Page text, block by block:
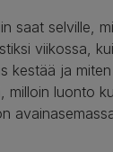
saat selville,
viikossa,
kestää ja
milloin luonto